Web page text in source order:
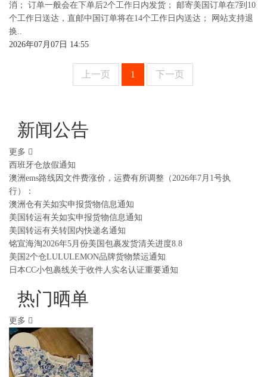
消； 订单一般会在下单后2个工作日内发货； 邮寄美国订单在7到10
个工作日送达，直邮中国订单将在14个工作日内送达； 网站支持退
换..
2026年07月07日 14:55
上一页 1 下一页
新闻公告
更多
西班牙仓放假通知
澳洲ems路线因文件费涨价，运费有所调整（2026年7月1号执
行）：
澳洲仓有关如实申报货物信息通知
美国转运有关如实申报货物信息通知
美国转运有关转国内快递名通知
铭宣海淘2026年5月份美国包裹发货清关进度8.8
美国2个仓LULULEMON品牌货物禁运通知
日本CC小包裹线关于收件人实名认证重要通知
热门晒单
更多